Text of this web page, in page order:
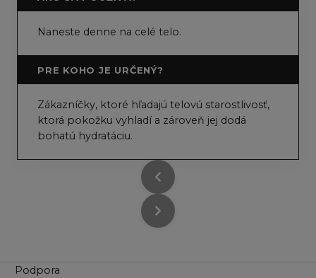
Naneste denne na celé telo.
PRE KOHO JE URČENÝ?
Zákazníčky, ktoré hľadajú telovú starostlivosť,
ktorá pokožku vyhladí a zároveň jej dodá
bohatú hydratáciu.
Podpora